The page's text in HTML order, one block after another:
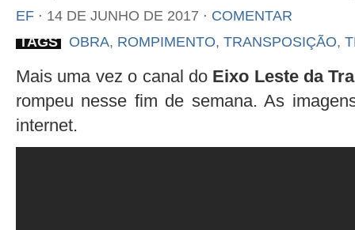
EF ⋅ 14 DE JUNHO DE 2017 ⋅ COMENTAR
TAGS
OBRA, ROMPIMENTO, TRANSPOSIÇÃO,
Mais uma vez o canal do Eixo Leste da
rompeu nesse fim de semana. As
internet.